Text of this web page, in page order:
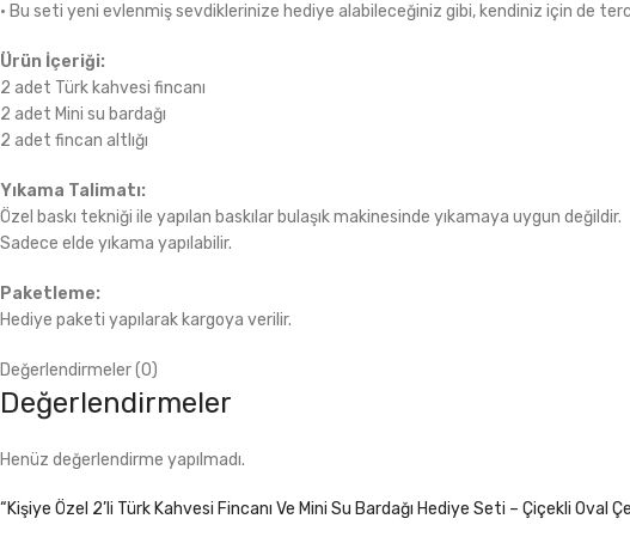
• Bu seti yeni evlenmiş sevdiklerinize hediye alabileceğiniz gibi, kendiniz için de
Ürün İçeriği:
2 adet Türk kahvesi fincanı
2 adet Mini su bardağı
2 adet fincan altlığı
Yıkama Talimatı:
Özel baskı tekniği ile yapılan baskılar bulaşık makinesinde yıkamaya uygun değildir.
Sadece elde yıkama yapılabilir.
Paketleme:
Hediye paketi yapılarak kargoya verilir.
Değerlendirmeler (0)
Değerlendirmeler
Henüz değerlendirme yapılmadı.
“Kişiye Özel 2’li Türk Kahvesi Fincanı Ve Mini Su Bardağı Hediye Seti – Çiçekli Oval